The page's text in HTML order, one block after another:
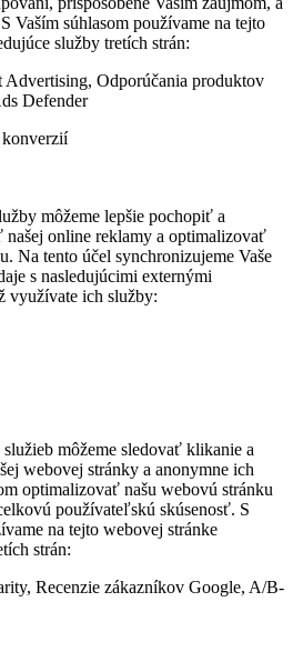
Vaším súhlasom používame na tejto
služby tretích strán:
Odporúčania produktov
Defender
konverzií
môžeme lepšie pochopiť a
online reklamy a optimalizovať
Na tento účel synchronizujeme Vaše
s nasledujúcimi externými
využívate ich služby:
môžeme sledovať klikanie a
webovej stránky a anonymne ich
optimalizovať našu webovú stránku
používateľskú skúsenosť. S
na tejto webovej stránke
strán:
Recenzie zákazníkov Google, A/B-